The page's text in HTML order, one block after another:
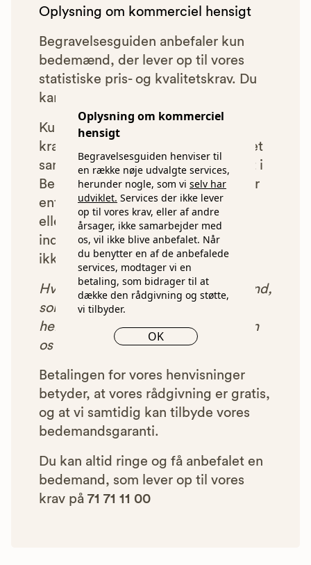
Oplysning om kommerciel
hensigt
Begravelsesguiden henviser til
en række nøje udvalgte services,
herunder nogle, som vi selv har
udviklet. Services der ikke lever
op til vores krav, eller af andre
årsager, ikke samarbejder med
os, vil ikke blive anbefalet. Når
du benytter en af de anbefalede
services, modtager vi en
betaling, som bidrager til at
dække den rådgivning og støtte,
vi tilbyder.
OK
Oplysning om kommerciel hensigt
Begravelsesguiden anbefaler kun
bedemænd, der lever op til vores
statistiske pris- og kvalitetskrav. Du
kan læse mere om vores krav
Kun bedemænd der lever op til
kravene har mulighed for at indgå et
samarbejde med os om at blive vist i
Begravelsesguiden. Bedemænd der
enten ikke lever op til vores krav,
eller som af andre årsager ikke har
indgået et samarbejde med os, vil
ikke blive vist i vores anbefalinger.
Hver gang du benytter en bedemand,
som vi har godkendt, anbefalet og
henvist dig til, betaler bedemanden
os et beløb for denne henvisning.
Betalingen for vores henvisninger
betyder, at vores rådgivning er gratis,
og at vi samtidig kan tilbyde vores
bedemandsgaranti.
Du kan altid ringe og få anbefalet en
bedemand, som lever op til vores
krav på 71 71 11 00